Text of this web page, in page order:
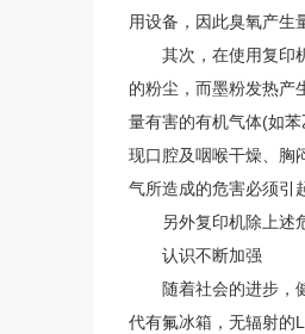
用设备，因此臭氧产生
其次，在使用复印机
的粉尘，而墨粉发热产
量有害的有机气体(如
现口腔及咽喉干燥、胸
气所造成的危害必须引
另外复印机除上述危
认识不断加强
随着社会的进步，健
代有氟冰箱，无辐射的